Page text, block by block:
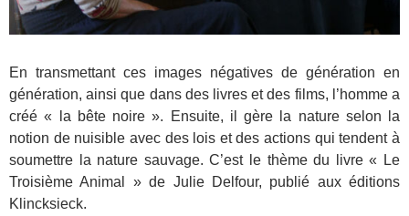
En transmettant ces images négatives de génération en
génération, ainsi que dans des livres et des films, l’homme a
créé « la bête noire ». Ensuite, il gère la nature selon la
notion de nuisible avec des lois et des actions qui tendent à
soumettre la nature sauvage. C’est le thème du livre « Le
Troisième Animal » de Julie Delfour, publié aux éditions
Klincksieck.